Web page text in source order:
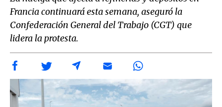
Francia continuará esta semana, aseguró la
Confederación General del Trabajo (CGT) que
lidera la protesta.